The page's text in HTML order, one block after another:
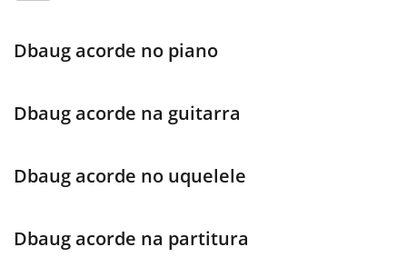
日本語
Polski
Dbaug acorde no piano
Dbaug acorde na guitarra
Dbaug acorde no uquelele
Dbaug acorde na partitura